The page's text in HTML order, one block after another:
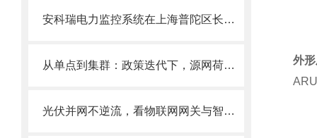
安科瑞电力监控系统在上海普陀区长风社区综合服务中心的应用
从单点到集群：政策迭代下，源网荷储微电网如何适配绿电直连？
光伏并网不逆流，看物联网网关与智能电表如何协同作战
外